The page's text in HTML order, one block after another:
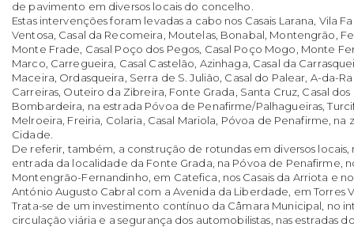
de pavimento em diversos locais do concelho.
Estas intervenções foram levadas a cabo nos Casais Larana, Vila
Ventosa, Casal da Recomeira, Moutelas, Bonabal, Montengrão,
Monte Frade, Casal Poço dos Pegos, Casal Poço Mogo, Monte
Marco, Carregueira, Casal Castelão, Azinhaga, Casal da
Maceira, Ordasqueira, Serra de S. Julião, Casal do Palear, A-da-
Carreiras, Outeiro da Zibreira, Fonte Grada, Santa Cruz, Casal dos
Bombardeira, na estrada Póvoa de Penafirme/Palhagueiras,
Melroeira, Freiria, Colaria, Casal Mariola, Póvoa de Penafirme, na
Cidade.
De referir, também, a construção de rotundas em diversos
entrada da localidade da Fonte Grada, na Póvoa de Penafirme,
Montengrão-Fernandinho, em Catefica, nos Casais da Arriota e
António Augusto Cabral com a Avenida da Liberdade, em Torres
Trata-se de um investimento contínuo da Câmara Municipal, no
circulação viária e a segurança dos automobilistas, nas estradas